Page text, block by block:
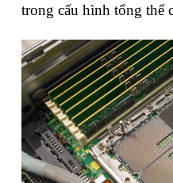
trong cấu hình tổng thể